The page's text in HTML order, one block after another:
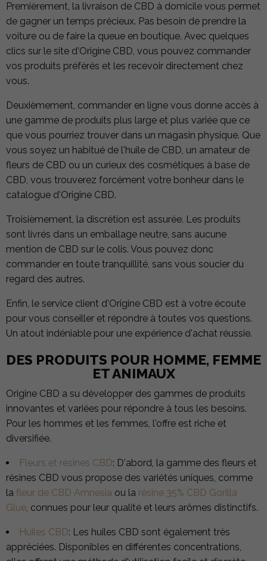
Premièrement, la livraison de CBD à domicile vous permet
de gagner un temps précieux. Pas besoin de prendre la
voiture ou de faire la queue en boutique. Avec quelques
clics sur le site d'Origine CBD, vous pouvez commander
vos produits préférés et les recevoir directement chez
vous.
Deuxièmement, commander en ligne vous donne accès à
une gamme de produits plus large et plus variée que ce
que vous pourriez trouver dans un magasin physique. Que
vous soyez un habitué de l'huile de CBD, un amateur de
fleurs de CBD ou un curieux des cosmétiques à base de
CBD, vous trouverez forcément votre bonheur dans le
catalogue d'Origine CBD.
Troisièmement, la discrétion est assurée. Les produits
sont livrés dans un emballage neutre, sans aucune
mention de CBD sur le colis. Vous pouvez donc
commander en toute tranquillité, sans vous soucier du
regard des autres.
Enfin, le service client d'Origine CBD est à votre écoute
pour vous conseiller et répondre à toutes vos questions.
Un atout indéniable pour une expérience d'achat réussie.
DES PRODUITS POUR HOMME, FEMME
ET ANIMAUX
Origine CBD a su développer des gammes de produits
innovantes et variées pour répondre à tous les besoins.
Pour les hommes et les femmes, l'offre est riche et
diversifiée.
Fleurs et résines CBD: D'abord, la gamme des fleurs et
résines CBD vous propose des variétés uniques, comme
la fleur de CBD Amnesia ou la résine 35% CBD Gorilla
Glue, connues pour leur qualité et leurs arômes distinctifs.
Huiles CBD: Les huiles CBD sont également très
appréciées. Disponibles en différentes concentrations,